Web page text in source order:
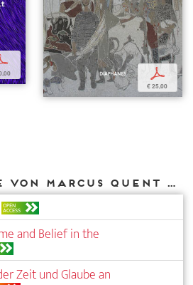
p
€ 25,00
Weitere Texte von Marcus Quent bei DIAPHANES
OPEN
ACCESS
and Belief in the
Zeit und Glaube an